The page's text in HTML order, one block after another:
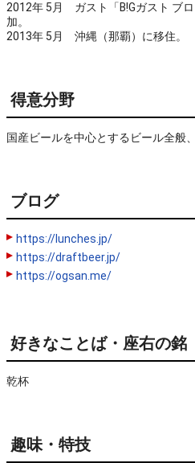
2012年 5月 ガスト「B!Gガスト ブ
加。
2013年 5月 沖縄（那覇）に移住。
得意分野
国産ビールを中心とするビール全般
ブログ
https://lunches.jp/
https://draftbeer.jp/
https://ogsan.me/
好きなことば・座右の銘
乾杯
趣味・特技